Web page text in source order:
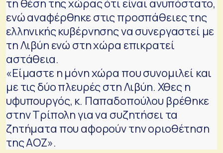
τη θέση της χώρας ότι είναι ανυπόστατο,
ενώ αναφέρθηκε στις προσπάθειες της
ελληνικής κυβέρνησης να συνεργαστεί με
τη Λιβύη ενώ στη χώρα επικρατεί
αστάθεια.
«Είμαστε η μόνη χώρα που συνομιλεί και
με τις δύο πλευρές στη Λιβύη. Χθες η
υφυπουργός, κ. Παπαδοπούλου βρέθηκε
στην Τρίπολη για να συζητήσει τα
ζητήματα που αφορούν την οριοθέτηση
της ΑΟΖ».